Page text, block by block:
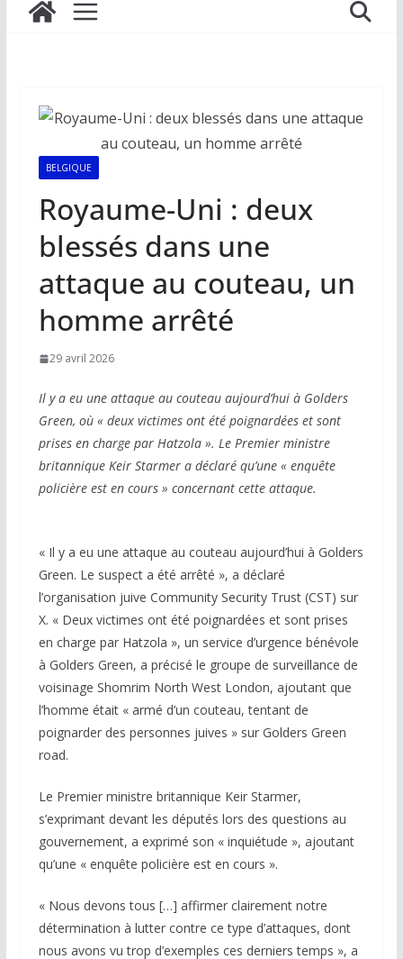
BELGIQUE
Royaume-Uni : deux
blessés dans une
attaque au couteau, un
homme arrêté
29 avril 2026
Il y a eu une attaque au couteau aujourd’hui à Golders
Green, où « deux victimes ont été poignardées et sont
prises en charge par Hatzola ». Le Premier ministre
britannique Keir Starmer a déclaré qu’une « enquête
policière est en cours » concernant cette attaque.
« Il y a eu une attaque au couteau aujourd’hui à Golders
Green. Le suspect a été arrêté », a déclaré
l’organisation juive Community Security Trust (CST) sur
X. « Deux victimes ont été poignardées et sont prises
en charge par Hatzola », un service d’urgence bénévole
à Golders Green, a précisé le groupe de surveillance de
voisinage Shomrim North West London, ajoutant que
l’homme était « armé d’un couteau, tentant de
poignarder des personnes juives » sur Golders Green
road.
Le Premier ministre britannique Keir Starmer,
s’exprimant devant les députés lors des questions au
gouvernement, a exprimé son « inquiétude », ajoutant
qu’une « enquête policière est en cours ».
« Nous devons tous […] affirmer clairement notre
détermination à lutter contre ce type d’attaques, dont
nous avons vu trop d’exemples ces derniers temps », a